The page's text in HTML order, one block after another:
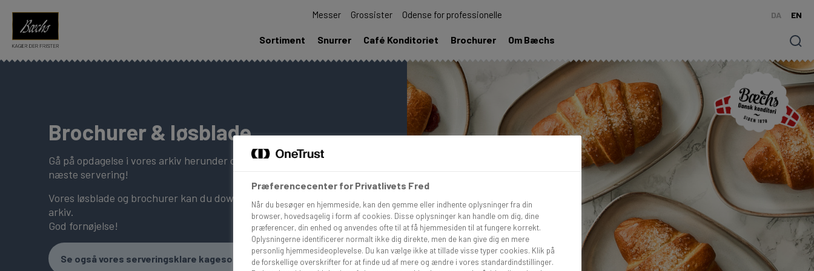
Messer Grossister Odense for professionelle
Sortiment Snurrer Café Konditoriet Brochurer Om Bæchs Søg
DA EN
Brochurer & løsblade
Gå på opdagelse i vores arkiv herunder og bliv inspireret til din
næste servering!
Vores løsblade og brochurer kan du downloade og gemme i dit eget
arkiv.
God fornøjelse!
Se også vores serveringsklare kagesortiment
Præferencecenter for Privatlivets Fred
Når du besøger en hjemmeside, kan den gemme eller indhente oplysninger fra din
browser, hovedsagelig i form af cookies. Disse oplysninger kan handle om dig, dine
præferencer, din enhed og anvendes ofte til at få hjemmesiden til at fungere korrekt.
Oplysningerne identificerer normalt ikke dig direkte, men de kan give dig en mere
personlig hjemmesideoplevelse. Du kan vælge ikke at tillade visse typer cookies. Klik på
de forskellige overskrifter for at finde ud af mere og ændre i vores standardindstillinger.